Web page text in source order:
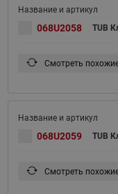
068U2058 TUB
Смотреть
068U2059 TUB
Смотреть